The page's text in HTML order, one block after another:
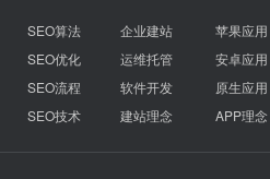
SEO算法
SEO优化
SEO流程
SEO技术
企业建站
运维托管
软件开发
建站理念
苹果应用
安卓应用
原生应用
APP理念